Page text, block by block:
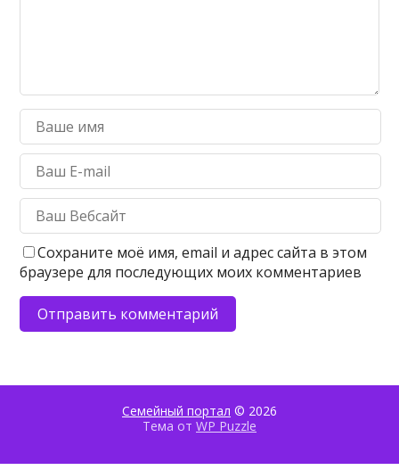
Сохраните моё имя, email и адрес сайта в этом
браузере для последующих моих комментариев
Семейный портал © 2026
Тема от WP Puzzle